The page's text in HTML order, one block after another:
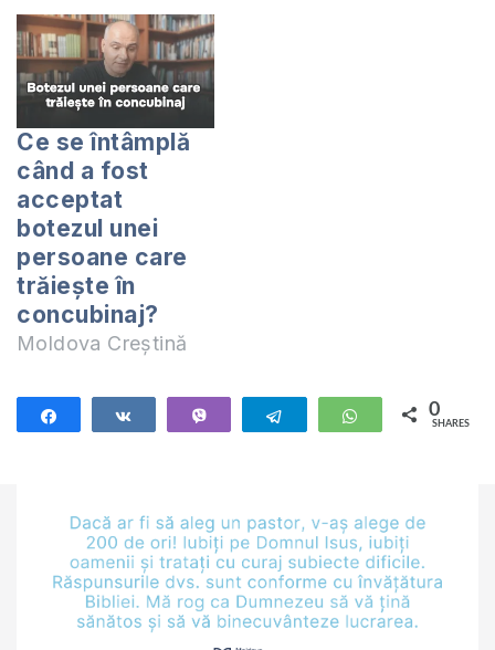
Ce se întâmplă
când a fost
acceptat
botezul unei
persoane care
trăiește în
concubinaj?
Moldova Creștină
Telegram WhatsApp
0
SHARES